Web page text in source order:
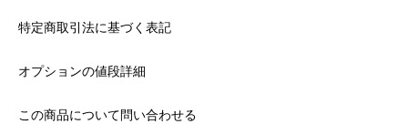
特定商取引法に基づく表記
オプションの値段詳細
この商品について問い合わせる